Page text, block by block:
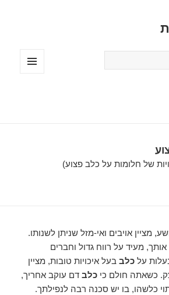
מציין אויבים ואי-מזל שניתן לשנותו.
מעיד על רווח גדול וחברים
עלכלב בעל איכויות טובות, מציין
כשאתה חולם כיכלב דם עוקב אחריך,
כלשהו, ​​בו יש סכנה רבה לנפילתך.